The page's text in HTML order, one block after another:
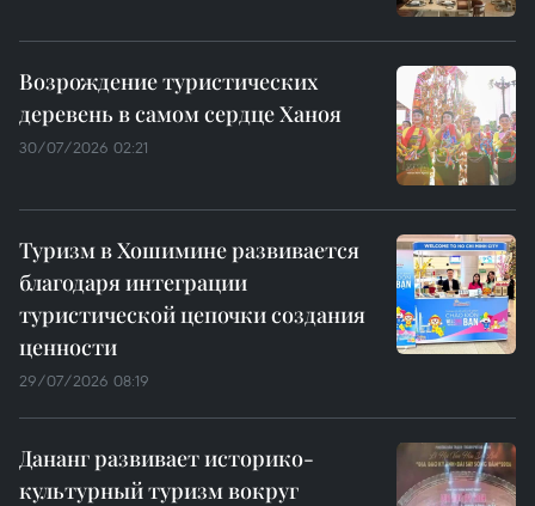
Возрождение туристических
деревень в самом сердце Ханоя
30/07/2026 02:21
Туризм в Хошимине развивается
благодаря интеграции
туристической цепочки создания
ценности
29/07/2026 08:19
Дананг развивает историко-
культурный туризм вокруг